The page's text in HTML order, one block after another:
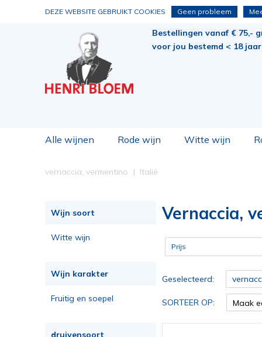
DEZE WEBSITE GEBRUIKT COOKIES Geen probleem
Bestellingen vanaf € 75,-
voor jou bestemd < 18
Alle wijnen Rode wijn Witte wijn
vernaccia, vermentino Italië
Wijn soort
Witte wijn
Wijn karakter
Fruitig en soepel
druivensoort
Vernaccia,
Prijs
Geselecteerd:
SORTEER OP: Maak